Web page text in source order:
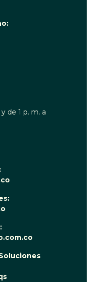
de 1 p. m. a